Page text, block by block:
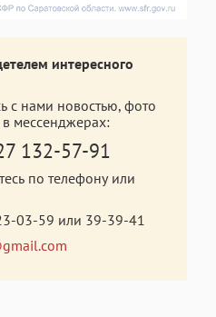
интересного
с нами новостью, фото
мессенджерах:
132-57-91
по телефону или
03-59 или 39-39-41